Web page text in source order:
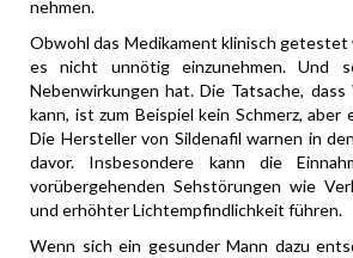
nehmen.
Obwohl das Medikament klinisch getestet
es nicht unnötig einzunehmen. Und
Nebenwirkungen hat. Die Tatsache, dass
kann, ist zum Beispiel kein Schmerz, aber
Die Hersteller von Sildenafil warnen in
davor. Insbesondere kann die
vorübergehenden Sehstörungen wie
und erhöhter Lichtempfindlichkeit führen.
Wenn sich ein gesunder Mann dazu